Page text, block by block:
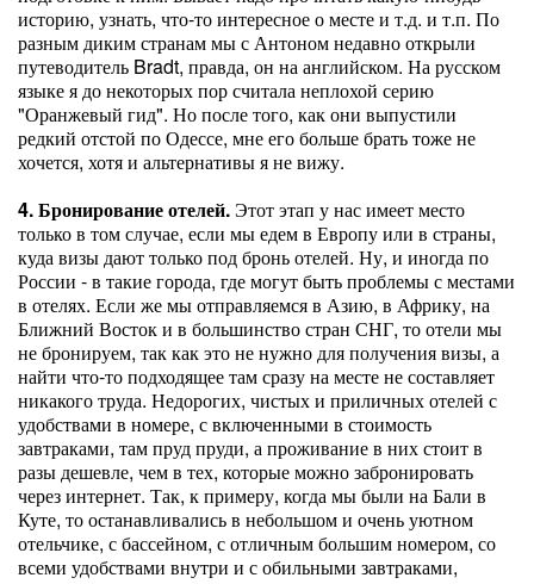
историю, узнать, что-то интересное о месте и т.д. и т.п. По
разным диким странам мы с Антоном недавно открыли
путеводитель Bradt, правда, он на английском. На русском
языке я до некоторых пор считала неплохой серию
"Оранжевый гид". Но после того, как они выпустили
редкий отстой по Одессе, мне его больше брать тоже не
хочется, хотя и альтернативы я не вижу.
4. Бронирование отелей.Этот этап у нас имеет место
только в том случае, если мы едем в Европу или в страны,
куда визы дают только под бронь отелей. Ну, и иногда по
России - в такие города, где могут быть проблемы с местами
в отелях. Если же мы отправляемся в Азию, в Африку, на
Ближний Восток и в большинство стран СНГ, то отели мы
не бронируем, так как это не нужно для получения визы, а
найти что-то подходящее там сразу на месте не составляет
никакого труда. Недорогих, чистых и приличных отелей с
удобствами в номере, с включенными в стоимость
завтраками, там пруд пруди, а проживание в них стоит в
разы дешевле, чем в тех, которые можно забронировать
через интернет. Так, к примеру, когда мы были на Бали в
Куте, то останавливались в небольшом и очень уютном
отельчике, с бассейном, с отличным большим номером, со
всеми удобствами внутри и с обильными завтраками,